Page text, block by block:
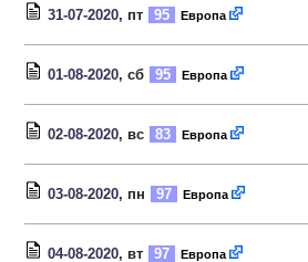
31-07-2020, пт 95 Европа
01-08-2020, сб 95 Европа
02-08-2020, вс 83 Европа
03-08-2020, пн 97 Европа
04-08-2020, вт 97 Европа